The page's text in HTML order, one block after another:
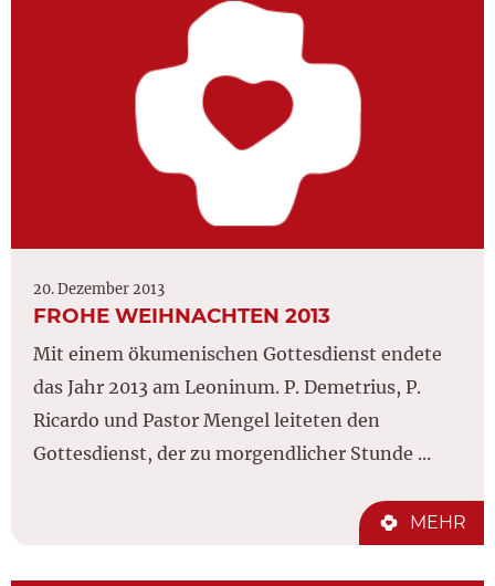
20. Dezember 2013
FROHE WEIHNACHTEN 2013
Mit einem ökumenischen Gottesdienst endete
das Jahr 2013 am Leoninum. P. Demetrius, P.
Ricardo und Pastor Mengel leiteten den
Gottesdienst, der zu morgendlicher Stunde ...
MEHR